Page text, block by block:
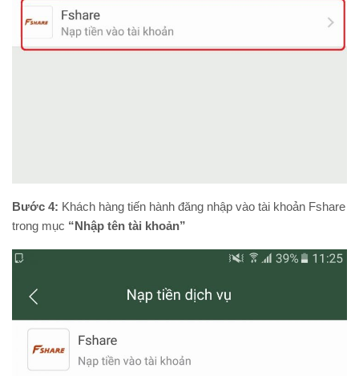
Bước 4: Khách hàng tiến hành đăng nhập vào tài khoản Fshare
trong mục “Nhập tên tài khoản”